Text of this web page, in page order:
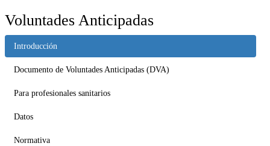
Voluntades Anticipadas
Introducción
Documento de Voluntades Anticipadas (DVA)
Para profesionales sanitarios
Datos
Normativa